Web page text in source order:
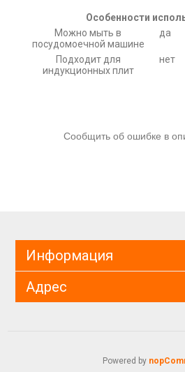
Особенности
Можно мыть в
посудомоечной машине
да
Подходит для
индукционных плит
нет
Сообщить об ошибке в
Информация
Адрес
Powered by